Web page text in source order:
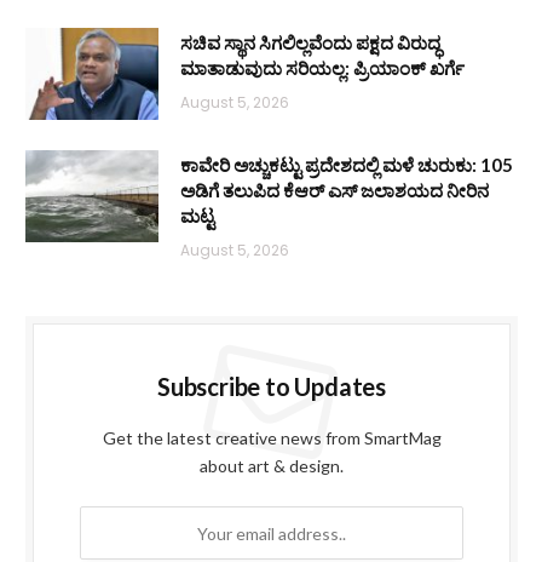
ಸಚಿವ ಸ್ಥಾನ ಸಿಗಲಿಲ್ಲವೆಂದು ಪಕ್ಷದ ವಿರುದ್ಧ
ಮಾತಾಡುವುದು ಸರಿಯಲ್ಲ: ಪ್ರಿಯಾಂಕ್ ಖರ್ಗೆ
August 5, 2026
ಕಾವೇರಿ ಅಚ್ಚುಕಟ್ಟು ಪ್ರದೇಶದಲ್ಲಿ ಮಳೆ ಚುರುಕು: 105
ಅಡಿಗೆ ತಲುಪಿದ ಕೆಆರ್ ಎಸ್ ಜಲಾಶಯದ ನೀರಿನ
ಮಟ್ಟ
August 5, 2026
Subscribe to Updates
Get the latest creative news from SmartMag
about art & design.